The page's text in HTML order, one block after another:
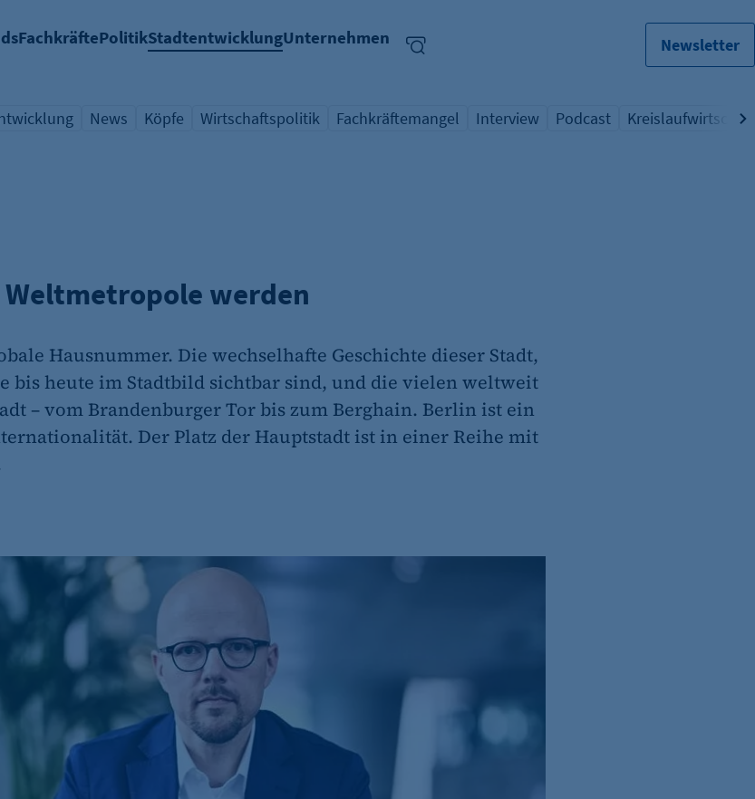
FachkräftePolitikStadtentwicklungUnternehmen Newsletter
Übersicht Schlagwort
News
Übersicht Schlagwort
Köpfe
Übersicht Schlagwort
Wirtschaftspolitik
Übersicht Schlagwort
Fachkräftemangel
Übersicht Schlagwort
Interview
Übersicht Schlagwort
Podcast
Übersicht
Kreislaufwirtschaft
werden
Hausnummer. Die wechselhafte Geschichte dieser Stadt,
bis heute im Stadtbild sichtbar sind, und die vielen weltweit
– vom Brandenburger Tor bis zum Berghain. Berlin ist ein
Der Platz der Hauptstadt ist in einer Reihe mit